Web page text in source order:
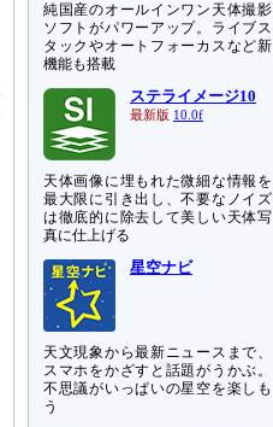
純国産のオールインワン天体撮影
ソフトがパワーアップ。ライブス
タックやオートフォーカスなど新
機能も搭載
ステライメージ10
最新版 10.0f
天体画像に埋もれた微細な情報を
最大限に引き出し、不要なノイズ
は徹底的に除去して美しい天体写
真に仕上げる
星空ナビ
天文現象から最新ニュースまで、
スマホをかざすと話題がうかぶ。
不思議がいっぱいの星空を楽しも
う